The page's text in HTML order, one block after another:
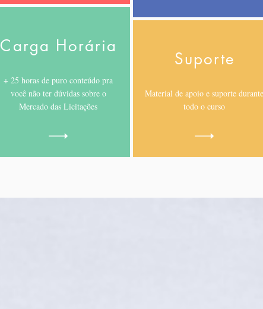
Carga Horária
+ 25 horas de puro conteúdo pra
você não ter dúvidas sobre o
Mercado das Licitações
Suporte
Material de apoio e suporte durante
todo o curso